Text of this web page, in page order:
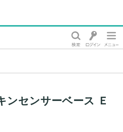
ンセンサーベース Ｅ